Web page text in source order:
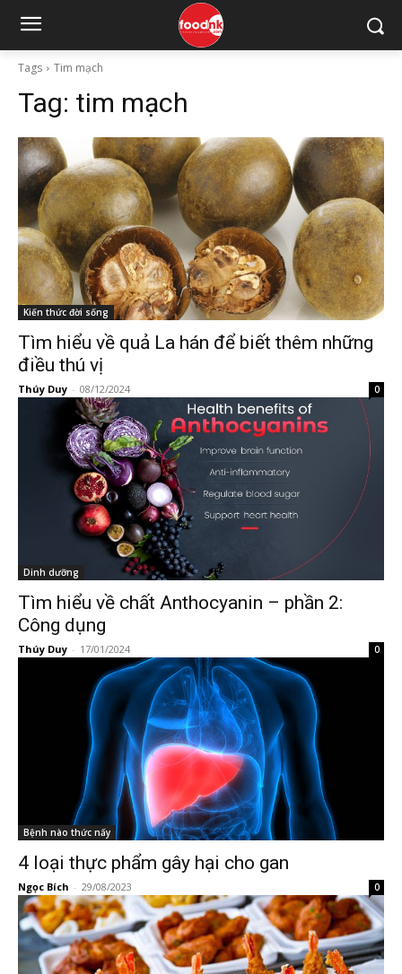
Tags Tim mạch
Tag: tim mạch
Kiến thức đời sống
Tìm hiểu về quả La hán để biết thêm những
điều thú vị
Thúy Duy - 08/12/2024 0
Dinh dưỡng
Tìm hiểu về chất Anthocyanin – phần 2:
Công dụng
Thúy Duy - 17/01/2024 0
Bệnh nào thức nấy
4 loại thực phẩm gây hại cho gan
Ngọc Bích - 29/08/2023 0